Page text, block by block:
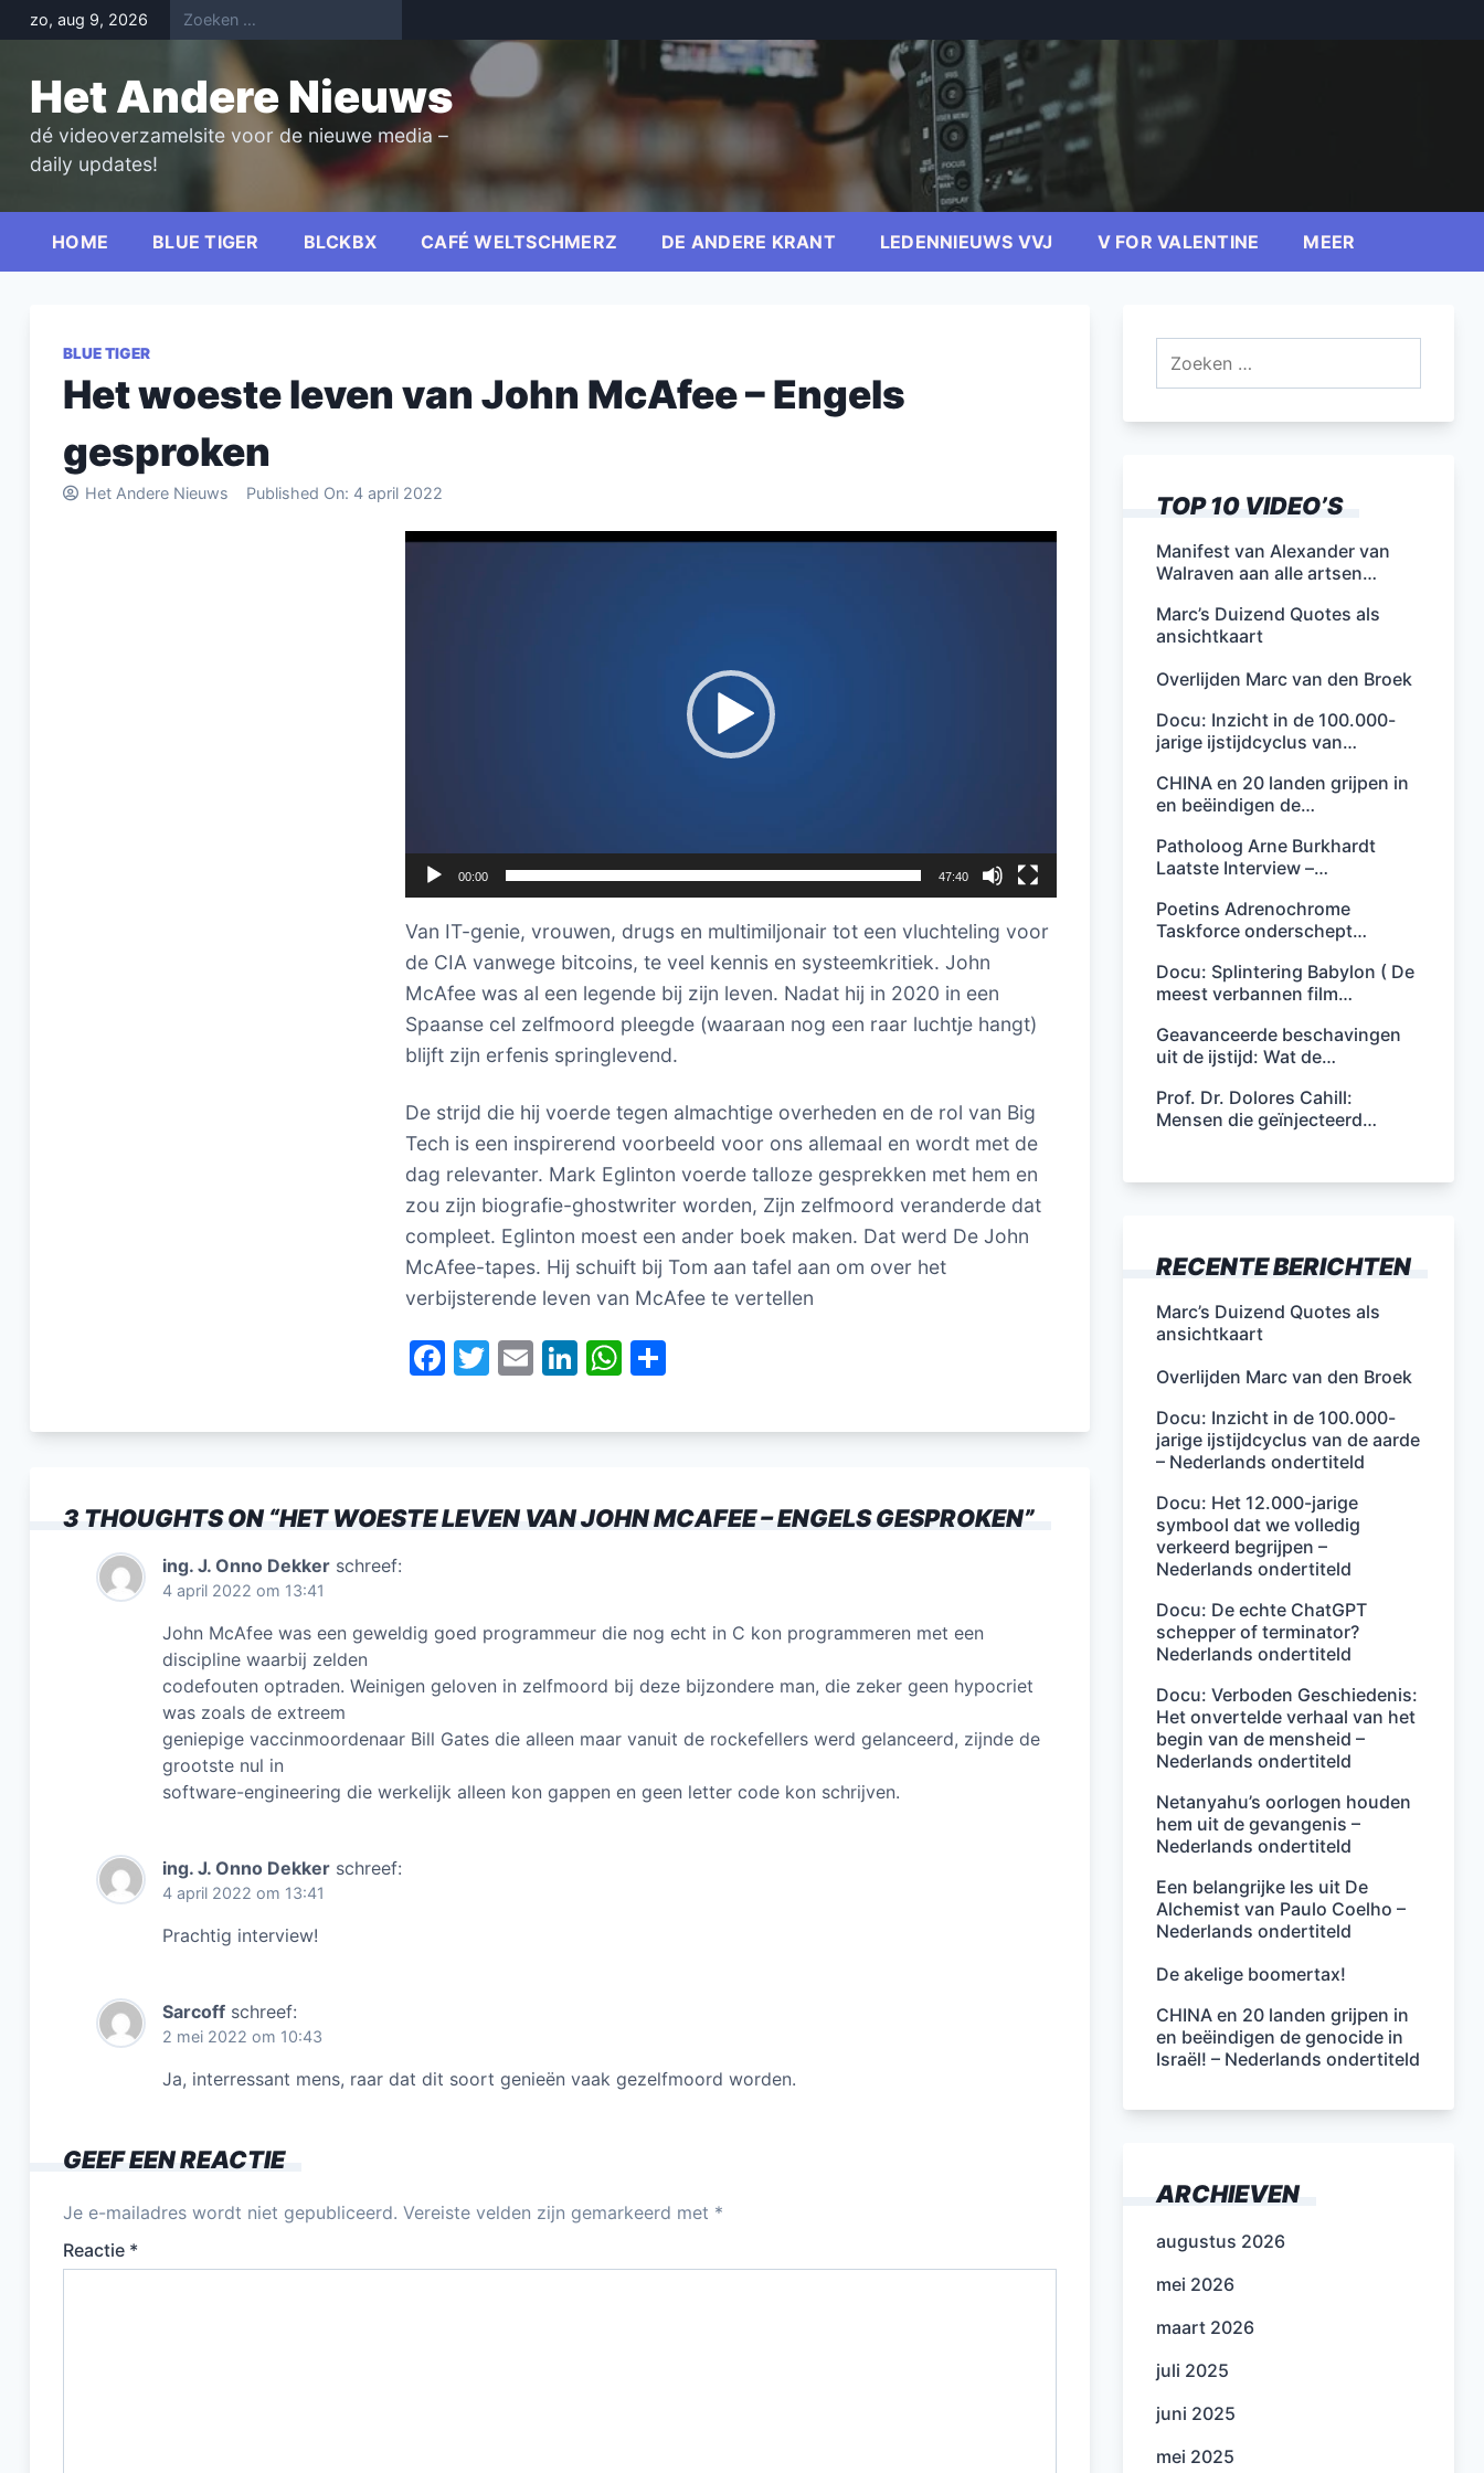
Skip
to
zo, aug 9, 2026
Het Andere Nieuws
dé videoverzamelsite voor de nieuwe media –
daily updates!
HOME BLUE TIGER BLCKBX CAFÉ WELTSCHMERZ DE ANDERE KRANT LEDENNIEUWS VVJ V FOR VALENTINE MEER
BLUE TIGER
Het woeste leven van John McAfee – Engels
gesproken
Het Andere Nieuws Published On: 4 april 2022
Videospeler
00:00 47:40
Van IT-genie, vrouwen, drugs en multimiljonair tot een vluchteling voor
de CIA vanwege bitcoins, te veel kennis en systeemkritiek. John
McAfee was al een legende bij zijn leven. Nadat hij in 2020 in een
Spaanse cel zelfmoord pleegde (waaraan nog een raar luchtje hangt)
blijft zijn erfenis springlevend.
De strijd die hij voerde tegen almachtige overheden en de rol van Big
Tech is een inspirerend voorbeeld voor ons allemaal en wordt met de
dag relevanter. Mark Eglinton voerde talloze gesprekken met hem en
zou zijn biografie-ghostwriter worden, Zijn zelfmoord veranderde dat
compleet. Eglinton moest een ander boek maken. Dat werd De John
McAfee-tapes. Hij schuift bij Tom aan tafel aan om over het
verbijsterende leven van McAfee te vertellen
F
c
b
o
T
itt
E
ai
Li
k
dI
n
W
at
A
p
e
3 THOUGHTS ON “HET WOESTE LEVEN VAN JOHN MCAFEE – ENGELS GESPROKEN”
ing. J. Onno Dekker schreef:
4 april 2022 om 13:41
John McAfee was een geweldig goed programmeur die nog echt in C kon programmeren met een
discipline waarbij zelden
codefouten optraden. Weinigen geloven in zelfmoord bij deze bijzondere man, die zeker geen hypocriet
was zoals de extreem
geniepige vaccinmoordenaar Bill Gates die alleen maar vanuit de rockefellers werd gelanceerd, zijnde de
grootste nul in
software-engineering die werkelijk alleen kon gappen en geen letter code kon schrijven.
ing. J. Onno Dekker schreef:
4 april 2022 om 13:41
Prachtig interview!
Sarcoff schreef:
2 mei 2022 om 10:43
Ja, interressant mens, raar dat dit soort genieën vaak gezelfmoord worden.
GEEF EEN REACTIE
Je e-mailadres wordt niet gepubliceerd. Vereiste velden zijn gemarkeerd met *
Reactie *
TOP 10 VIDEO’S
Manifest van Alexander van
Walraven aan alle artsen…
Marc’s Duizend Quotes als
ansichtkaart
Overlijden Marc van den Broek
Docu: Inzicht in de 100.000-
jarige ijstijdcyclus van…
CHINA en 20 landen grijpen in
en beëindigen de…
Patholoog Arne Burkhardt
Laatste Interview –…
Poetins Adrenochrome
Taskforce onderschept…
Docu: Splintering Babylon ( De
meest verbannen film…
Geavanceerde beschavingen
uit de ijstijd: Wat de…
Prof. Dr. Dolores Cahill:
Mensen die geïnjecteerd…
RECENTE BERICHTEN
Marc’s Duizend Quotes als
ansichtkaart
Overlijden Marc van den Broek
Docu: Inzicht in de 100.000-
jarige ijstijdcyclus van de aarde
– Nederlands ondertiteld
Docu: Het 12.000-jarige
symbool dat we volledig
verkeerd begrijpen –
Nederlands ondertiteld
Docu: De echte ChatGPT
schepper of terminator?
Nederlands ondertiteld
Docu: Verboden Geschiedenis:
Het onvertelde verhaal van het
begin van de mensheid –
Nederlands ondertiteld
Netanyahu’s oorlogen houden
hem uit de gevangenis –
Nederlands ondertiteld
Een belangrijke les uit De
Alchemist van Paulo Coelho –
Nederlands ondertiteld
De akelige boomertax!
CHINA en 20 landen grijpen in
en beëindigen de genocide in
Israël! – Nederlands ondertiteld
ARCHIEVEN
augustus 2026
mei 2026
maart 2026
juli 2025
juni 2025
mei 2025